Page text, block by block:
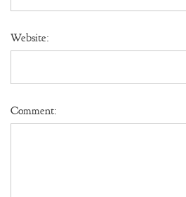
Website:
Comment: